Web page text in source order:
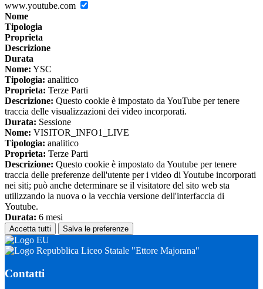
www.youtube.com
Nome
Tipologia
Proprieta
Descrizione
Durata
Nome: YSC
Tipologia: analitico
Proprieta: Terze Parti
Descrizione: Questo cookie è impostato da YouTube per tenere
traccia delle visualizzazioni dei video incorporati.
Durata: Sessione
Nome: VISITOR_INFO1_LIVE
Tipologia: analitico
Proprieta: Terze Parti
Descrizione: Questo cookie è impostato da Youtube per tenere
traccia delle preferenze dell'utente per i video di Youtube incorporati
nei siti; può anche determinare se il visitatore del sito web sta
utilizzando la nuova o la vecchia versione dell'interfaccia di
Youtube.
Durata: 6 mesi
Accetta tutti Salva le preferenze
Liceo Statale "Ettore Majorana"
Contatti